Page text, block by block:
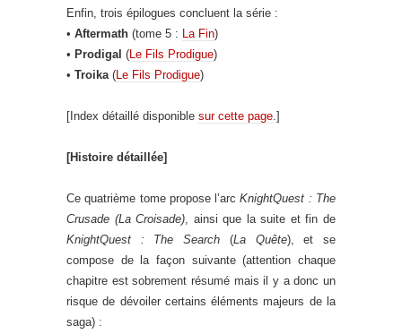
Enfin, trois épilogues concluent la série :
• Aftermath (tome 5 : La Fin)
• Prodigal (Le Fils Prodigue)
• Troika(Le Fils Prodigue)
[Index détaillé disponible sur cette page.]
[Histoire détaillée]
Ce quatrième tome propose l’arcKnightQuest : The
Crusade (La Croisade), ainsi que la suite et fin de
KnightQuest : The Search (La Quête), et se
compose de la façon suivante (attention chaque
chapitre est sobrement résumé mais il y a donc un
risque de dévoiler certains éléments majeurs de la
saga) :